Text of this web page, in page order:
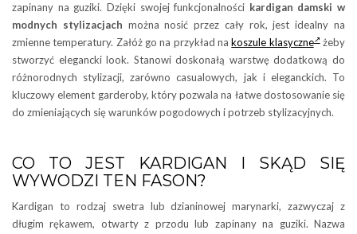
zapinany na guziki. Dzięki swojej funkcjonalności kardigan damski w
modnych stylizacjach można nosić przez cały rok, jest idealny na
zmienne temperatury. Załóż go na przykład nakoszule klasyczne żeby
stworzyć elegancki look. Stanowi doskonałą warstwę dodatkową do
różnorodnych stylizacji, zarówno casualowych, jak i eleganckich. To
kluczowy element garderoby, który pozwala na łatwe dostosowanie się
do zmieniających się warunków pogodowych i potrzeb stylizacyjnych.
CO TO JEST KARDIGAN I SKĄD SIĘ
WYWODZI TEN FASON?
Kardigan to rodzaj swetra lub dzianinowej marynarki, zazwyczaj z
długim rękawem, otwarty z przodu lub zapinany na guziki. Nazwa